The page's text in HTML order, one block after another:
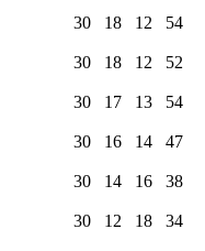
30 18 12 54
30 18 12 52
30 17 13 54
30 16 14 47
30 14 16 38
30 12 18 34